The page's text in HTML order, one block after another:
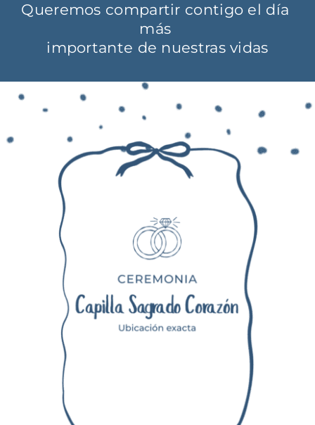
Queremos compartir contigo el día
más
importante de nuestras vidas